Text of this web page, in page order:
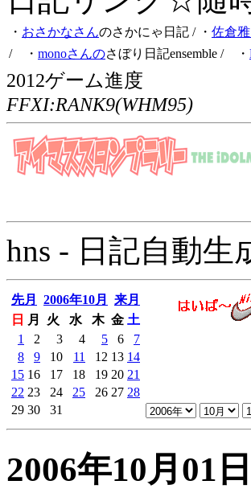
・ おさかなさんのさかにゃ日記 / ・ 佐倉
/ ・ monoさんのさぼり日記ensemble / ・
2012ゲーム進度
FFXI:RANK9(WHM95)
hns - 日記自動生
先月 2006年10月
来月
日
月 火 水 木 金 土
1
2 3 4 5 6
7
8
9 10 11 12 13 14
15 16 17 18 19 20 21
22 23 24 25 26 27 28
29 30 31
2006年10月01